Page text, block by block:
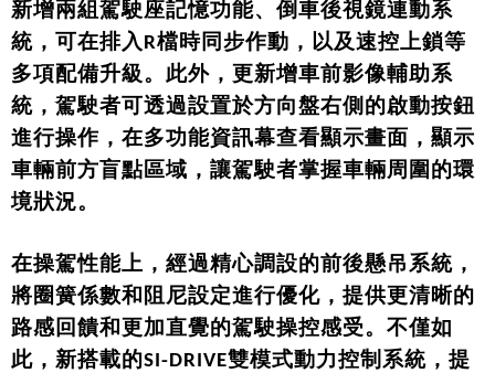
新增兩組駕駛座記憶功能、倒車後視鏡連動系
統，可在排入R檔時同步作動，以及速控上鎖等
多項配備升級。此外，更新增車前影像輔助系
統，駕駛者可透過設置於方向盤右側的啟動按鈕
進行操作，在多功能資訊幕查看顯示畫面，顯示
車輛前方盲點區域，讓駕駛者掌握車輛周圍的環
境狀況。
在操駕性能上，經過精心調設的前後懸吊系統，
將圈簧係數和阻尼設定進行優化，提供更清晰的
路感回饋和更加直覺的駕駛操控感受。不僅如
此，新搭載的SI-DRIVE雙模式動力控制系統，提